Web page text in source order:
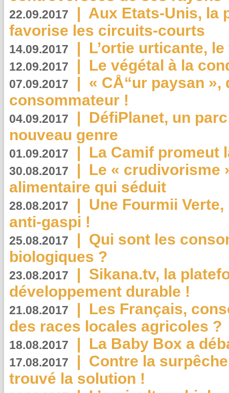
22.09.2017 | Aux Etats-Unis, la
favorise les circuits-courts
14.09.2017 | L’ortie urticante,
12.09.2017 | Le végétal à la
07.09.2017 | « CÅ“ur paysan
consommateur !
04.09.2017 | DéfiPlanet, un
nouveau genre
01.09.2017 | La Camif promeut
30.08.2017 | Le « crudivorisme
alimentaire qui séduit
28.08.2017 | Une Fourmii
anti-gaspi !
25.08.2017 | Qui sont les
biologiques ?
23.08.2017 | Sikana.tv, la
développement durable !
21.08.2017 | Les Français,
des races locales agricoles ?
18.08.2017 | La Baby Box a
17.08.2017 | Contre la
trouvé la solution !